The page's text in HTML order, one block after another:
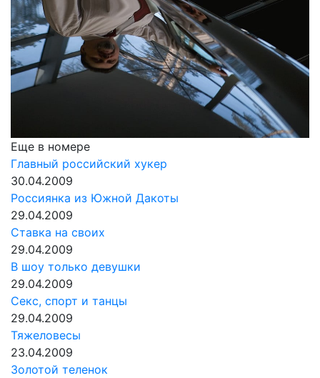
Еще в номере
Главный российский хукер
30.04.2009
Россиянка из Южной Дакоты
29.04.2009
Ставка на своих
29.04.2009
В шоу только девушки
29.04.2009
Секс, спорт и танцы
29.04.2009
Тяжеловесы
23.04.2009
Золотой теленок